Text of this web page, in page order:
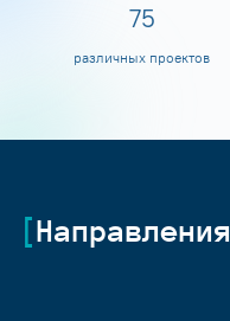
80
различных проектов
Направления